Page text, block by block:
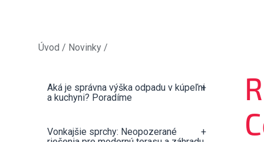
Úvod / Novinky /
Aká je správna výška odpadu v kúpeľni
a kuchyni? Poradíme
+
Vonkajšie sprchy: Neopozerané
+